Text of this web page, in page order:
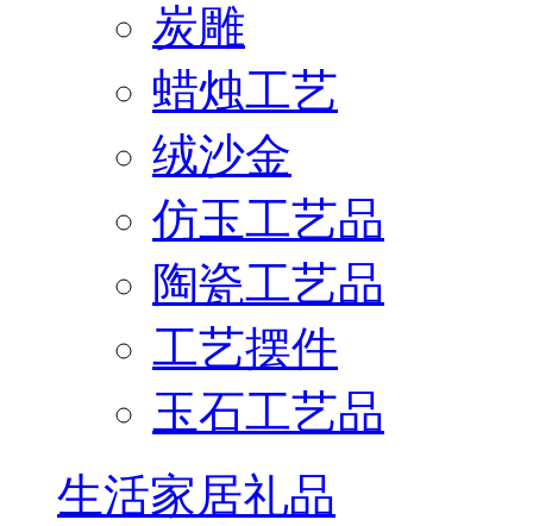
炭雕
蜡烛工艺
绒沙金
仿玉工艺品
陶瓷工艺品
工艺摆件
玉石工艺品
生活家居礼品